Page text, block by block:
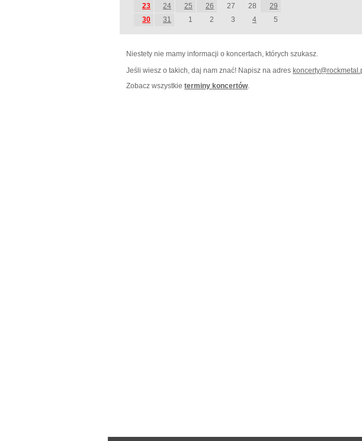
23
24 25 26 27 28
29
30
31 1 2 3 4 5
Niestety nie mamy informacji o koncertach, których szukasz.
Jeśli wiesz o takich, daj nam znać! Napisz na adres koncerty@
Zobacz wszystkie terminy koncertów.